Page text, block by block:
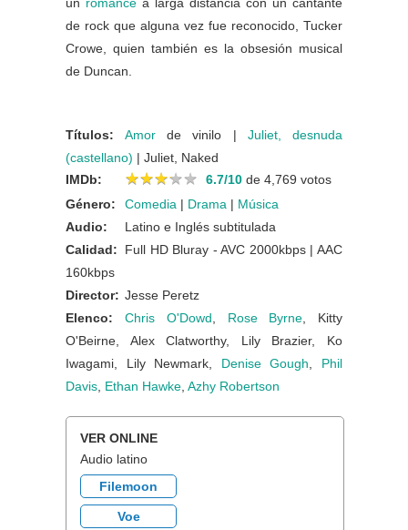
de rock que alguna vez fue reconocido, Tucker
Crowe, quien también es la obsesión musical
de Duncan.
Títulos: Amor de vinilo | Juliet, desnuda
(castellano) | Juliet, Naked
IMDb:
★★★★★
★★★★★ 6.7/10 de 4,769 votos
Género:
Comedia | Drama | Música
Audio:
Latino e Inglés subtitulada
Calidad:
Full HD Bluray - AVC 2000kbps | AAC
160kbps
Director: Jesse Peretz
Elenco:
Chris O'Dowd Rose Byrne , Kitty
O'Beirne, Alex Clatworthy, Lily Brazier, Ko
Iwagami, Lily Newmark, Denise Gough
Phil
Davis Ethan Hawke Azhy Robertson
VER ONLINE
Audio latino
Filemoon
Voe